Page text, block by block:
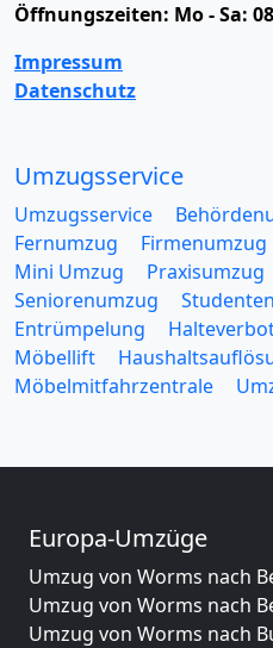
Öffnungszeiten: Mo - Sa:
Impressum
Datenschutz
Umzugsservice
Umzugsservice
Fernumzug
Firmenumzug
Mini Umzug
Praxisumzug
Seniorenumzug
Entrümpelung
Möbellift
Möbelmitfahrzentrale
Europa-Umzüge
Umzug von Worms nach
Umzug von Worms nach
Umzug von Worms nach